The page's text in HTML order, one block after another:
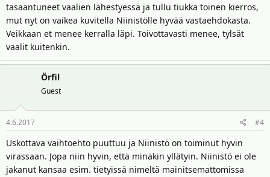
tasaantuneet vaalien lähestyessä ja tullu tiukka toinen kierros,
mut nyt on vaikea kuvitella Niinistölle hyvää vastaehdokasta.
Veikkaan et menee kerralla läpi. Toivottavasti menee, tylsät
vaalit kuitenkin.
Örfil
Guest
4.6.2017 #4
Uskottava vaihtoehto puuttuu ja Niinistö on toiminut hyvin
virassaan. Jopa niin hyvin, että minäkin yllätyin. Niinistö ei ole
jakanut kansaa esim. tietyissä nimeltä mainitsemattomissa